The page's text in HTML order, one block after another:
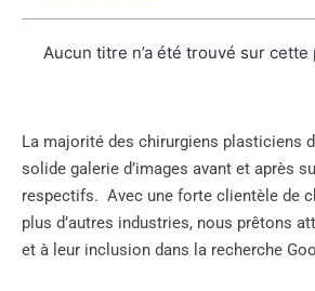
Aucun titre n’a été trouvé sur cette
La majorité des chirurgiens plasticiens
solide galerie d’images avant et après
respectifs. Avec une forte clientèle de
plus d’autres industries, nous prêtons
et à leur inclusion dans la recherche